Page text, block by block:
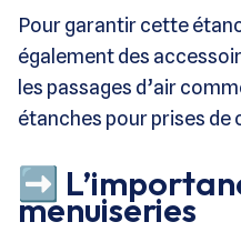
Pour garantir cette
également des
les passages d’air
étanches pour prises
➡️
menuiseries